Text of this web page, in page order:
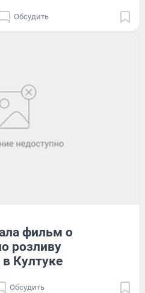
Обсудить
фильм о
розливу
Култуке
Обсудить